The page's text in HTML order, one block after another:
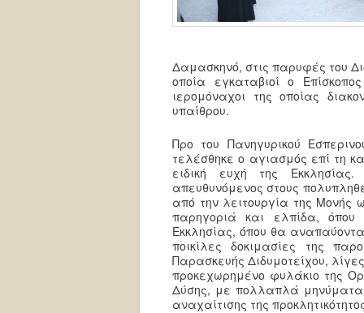
Δαμασκηνό, στις παρυφές του
οποία εγκαταβιοί ο
ιερομόναχοι της οποίας
υπαίθρου.
Προ του Πανηγυρικού
τελέσθηκε ο αγιασμός επί τη
ειδική ευχή της
απευθυνόμενος στους
από την λειτουργία της Μονής
παρηγοριά και ελπίδα, όπου
Εκκλησίας, όπου θα
ποικίλες δοκιμασίες της
Παρασκευής Διδυμοτείχου,
προκεχωρημένο φυλάκιο της
Δύσης, με πολλαπλά μηνύματα
αναχαίτισης της